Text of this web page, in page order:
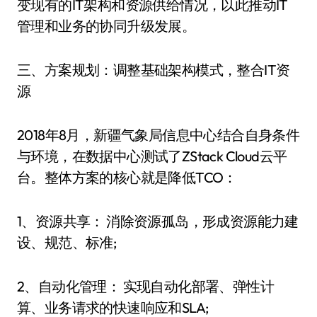
变现有的IT架构和资源供给情况，以此推动IT
管理和业务的协同升级发展。
三、方案规划：调整基础架构模式，整合IT资
源
2018年8月，新疆气象局信息中心结合自身条件
与环境，在数据中心测试了ZStack Cloud云平
台。整体方案的核心就是降低TCO：
1、资源共享： 消除资源孤岛，形成资源能力建
设、规范、标准;
2、自动化管理： 实现自动化部署、弹性计
算、业务请求的快速响应和SLA;